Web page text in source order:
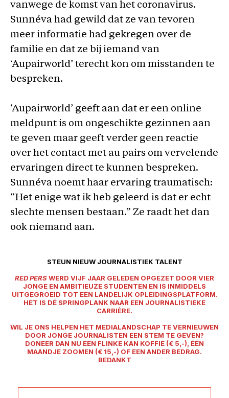
vanwege de komst van het coronavirus.
Sunnéva had gewild dat ze van tevoren
meer informatie had gekregen over de
familie en dat ze bij iemand van
‘Aupairworld’ terecht kon om misstanden te
bespreken.
‘Aupairworld’ geeft aan dat er een online
meldpunt is om ongeschikte gezinnen aan
te geven maar geeft verder geen reactie
over het contact met au pairs om vervelende
ervaringen direct te kunnen bespreken.
Sunnéva noemt haar ervaring traumatisch:
“Het enige wat ik heb geleerd is dat er echt
slechte mensen bestaan.” Ze raadt het dan
ook niemand aan.
STEUN NIEUW JOURNALISTIEK TALENT
RED PERSWERD VIJF JAAR GELEDEN OPGEZET DOOR VIER
JONGE EN AMBITIEUZE STUDENTEN EN IS INMIDDELS
UITGEGROEID TOT EEN LANDELIJK OPLEIDINGSPLATFORM.
HET IS DÉ SPRINGPLANK NAAR EEN JOURNALISTIEKE
CARRIÈRE.
WIL JE ONS HELPEN HET MEDIALANDSCHAP TE VERNIEUWEN
DOOR JONGE JOURNALISTEN EEN STEM TE GEVEN?
DONEER DAN NU EEN FLINKE KAN KOFFIE (€ 5,-), ÉÉN
MAANDJE ZOOMEN (€ 15,-) OF EEN ANDER BEDRAG.
BEDANKT